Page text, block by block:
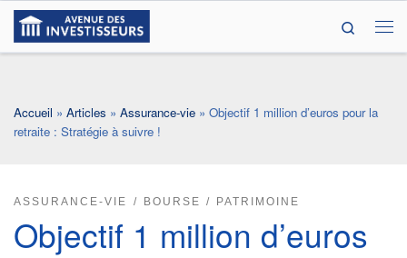
Passer au contenu
Search
Accueil » Articles » Assurance-vie » Objectif 1 million d’euros pour la
retraite : Stratégie à suivre !
ASSURANCE-VIE BOURSE PATRIMOINE
Objectif 1 million d’euros